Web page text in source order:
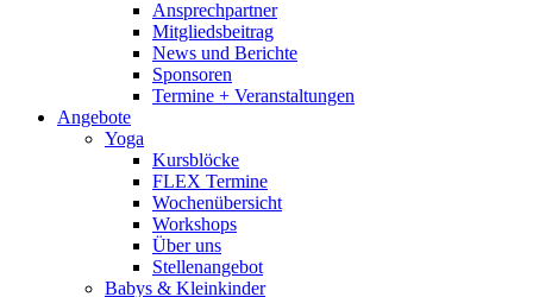
Ansprechpartner
Mitgliedsbeitrag
News und Berichte
Sponsoren
Termine + Veranstaltungen
Angebote
Yoga
Kursblöcke
FLEX Termine
Wochenübersicht
Workshops
Über uns
Stellenangebot
Babys & Kleinkinder